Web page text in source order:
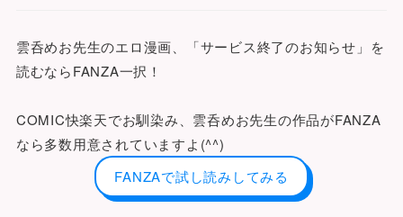
雲呑めお先生のエロ漫画、「サービス終了のお知らせ」を
読むならFANZA一択！
COMIC快楽天でお馴染み、雲呑めお先生の作品がFANZA
なら多数用意されていますよ(^^)
FANZAで試し読みしてみる